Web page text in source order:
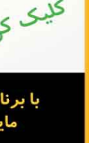
چگونه
در ادامه کتاب
فارسی می
1. نسخه
ماینکرافت را